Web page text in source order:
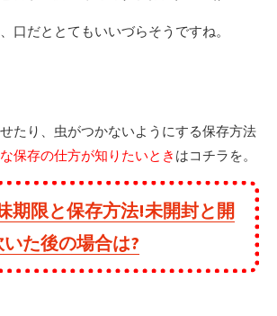
口だととてもいいづらそうですね。
たり、虫がつかないようにする保存方法
保存の仕方が知りたいとき はコチラを。
期限と保存方法!未開封と開
た後の場合は?